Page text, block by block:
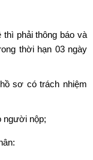
phải thông báo và
thời hạn 03 ngày
sơ có trách nhiệm
người nộp;